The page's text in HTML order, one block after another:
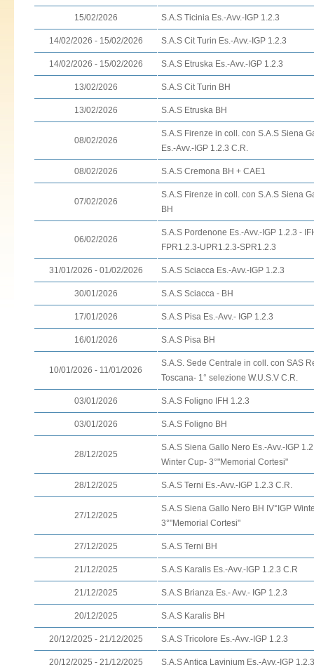
15/02/2026 S.A.S Ticinia Es.-Avv.-IGP 1.2.3
14/02/2026 - 15/02/2026 S.A.S Cit Turin Es.-Avv.-IGP 1.2.3
14/02/2026 - 15/02/2026 S.A.S Etruska Es.-Avv.-IGP 1.2.3
13/02/2026 S.A.S Cit Turin BH
13/02/2026 S.A.S Etruska BH
08/02/2026
S.A.S Firenze in coll. con S.A.S Siena
Es.-Avv.-IGP 1.2.3 C.R.
08/02/2026 S.A.S Cremona BH + CAE1
07/02/2026
S.A.S Firenze in coll. con S.A.S Siena
BH
06/02/2026
S.A.S Pordenone Es.-Avv.-IGP 1.2.3 -
FPR1.2.3-UPR1.2.3-SPR1.2.3
31/01/2026 - 01/02/2026 S.A.S Sciacca Es.-Avv.-IGP 1.2.3
30/01/2026 S.A.S Sciacca - BH
17/01/2026 S.A.S Pisa Es.-Avv.- IGP 1.2.3
16/01/2026 S.A.S Pisa BH
10/01/2026 - 11/01/2026
S.A.S. Sede Centrale in coll. con SAS
Toscana- 1° selezione W.U.S.V C.R.
03/01/2026 S.A.S Foligno IFH 1.2.3
03/01/2026 S.A.S Foligno BH
28/12/2025
S.A.S Siena Gallo Nero Es.-Avv.-IGP
Winter Cup- 3°"Memorial Cortesi"
28/12/2025 S.A.S Terni Es.-Avv.-IGP 1.2.3 C.R.
27/12/2025
S.A.S Siena Gallo Nero BH IV°IGP
3°"Memorial Cortesi"
27/12/2025 S.A.S Terni BH
21/12/2025 S.A.S Karalis Es.-Avv.-IGP 1.2.3 C.R
21/12/2025 S.A.S Brianza Es.- Avv.- IGP 1.2.3
20/12/2025 S.A.S Karalis BH
20/12/2025 - 21/12/2025 S.A.S Tricolore Es.-Avv.-IGP 1.2.3
20/12/2025 - 21/12/2025 S.A.S Antica Lavinium Es.-Avv.-IGP